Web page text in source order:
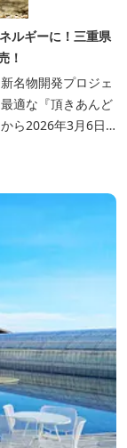
ルギーに！三重県
！
名物開発プロジェ
適な『頂きあんど
ら2026年3月6日
それぞれであるよ